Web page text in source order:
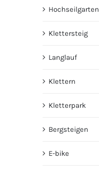
Hochseilgarten
Klettersteig
Langlauf
Klettern
Kletterpark
Bergsteigen
E-bike